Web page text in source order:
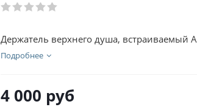
Держатель верхнего душа, встраиваемый
Подробнее
4 000 руб